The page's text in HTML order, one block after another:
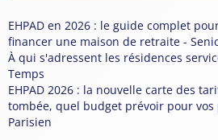
EHPAD en 2026 : le guide complet
financer une maison de retraite -
À qui s'adressent les résidences
Temps
EHPAD 2026 : la nouvelle carte des
tombée, quel budget prévoir pour vos
Parisien